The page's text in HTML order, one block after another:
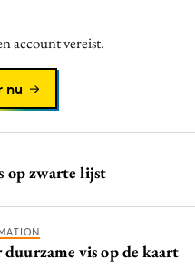
account vereist.
nu
op zwarte lijst
duurzame vis op de kaart